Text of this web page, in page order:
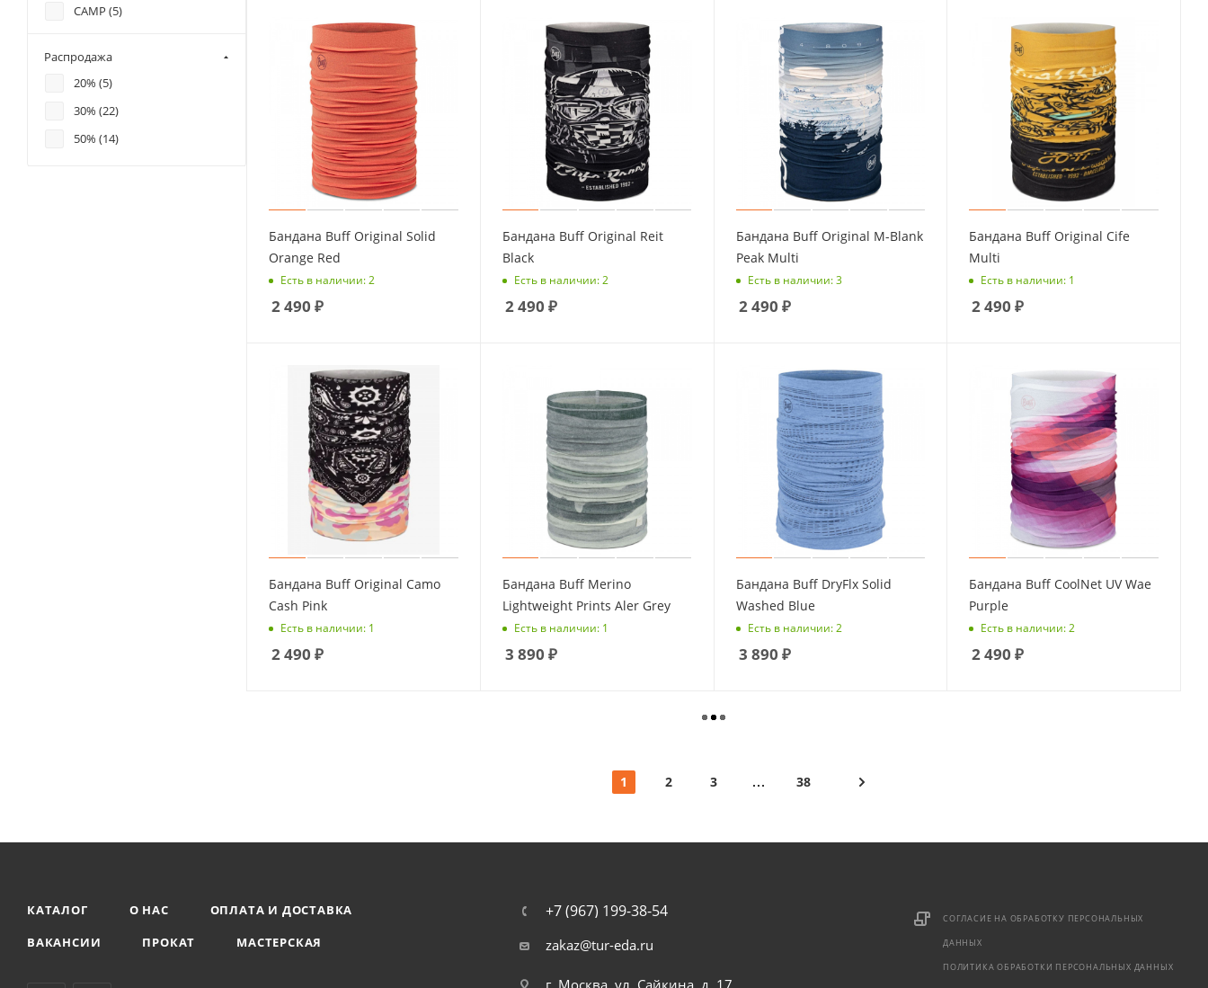
Бандана Buff Original Solid
Orange Red
Есть в наличии: 2
2 490 ₽
Бандана Buff Original Reit
Black
Есть в наличии: 2
2 490 ₽
Бандана Buff Original M-Blank
Peak Multi
Есть в наличии: 3
2 490 ₽
Бандана Buff Original Cife
Multi
Есть в наличии: 1
2 490 ₽
Бандана Buff Original Camo
Cash Pink
Есть в наличии: 1
2 490 ₽
Бандана Buff Merino
Lightweight Prints Aler Grey
Есть в наличии: 1
3 890 ₽
Бандана Buff DryFlx Solid
Washed Blue
Есть в наличии: 2
3 890 ₽
Бандана Buff CoolNet UV Wae
Purple
Есть в наличии: 2
2 490 ₽
1 2 3 38
CAMP (5)
DexShell (
DragonFly (
Eisbaer (
Fjallraven (
Распродажа
20% (5)
30% (22)
50% (14)
КАТАЛОГ О НАС
ОПЛАТА И ДОСТАВКА
ВАКАНСИИ
ПРОКАТ МАСТЕРСКАЯ
+7 (967) 199-38-54
zakaz@tur-eda.ru
г. Москва, ул. Сайкина, д. 17
СОГЛАСИЕ НА ОБРАБОТКУ ПЕРСОНАЛЬНЫХ
ДАННЫХ
ПОЛИТИКА ОБРАБОТКИ ПЕРСОНАЛЬНЫХ ДАННЫХ